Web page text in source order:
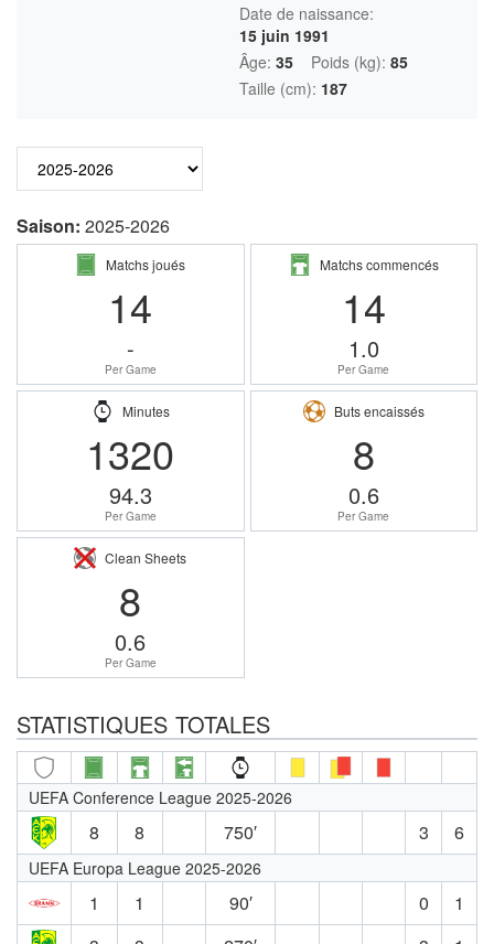
Date de naissance:
15 juin 1991
Âge: 35 Poids (kg): 85
Taille (cm): 187
Saison: 2025-2026
Matchs joués
14
-
Per Game
Matchs commencés
14
1.0
Per Game
Minutes
1320
94.3
Per Game
Buts encaissés
8
0.6
Per Game
Clean Sheets
8
0.6
Per Game
STATISTIQUES TOTALES
UEFA Conference League 2025-2026
8 8 750′ 3 6
UEFA Europa League 2025-2026
1 1 90′ 0
1